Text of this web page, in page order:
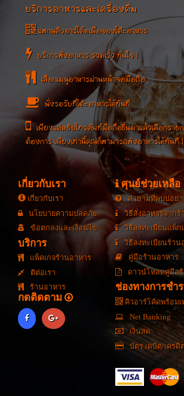
บริการอาหารและเครื่องดื่ม
แสกนคิวอาร์โค้ดเพื่อจองโต๊ะอาหาร
บริการสั่งอาหาร รวดเร็ว ทันใจ !
เลือกเมนูอาหารผ่านหน้าจอมือถือ
นั่งรอรับที่โต๊ะอาหารได้ทันที
เพียงแค่หยิบโทรศัพท์มือถือขึ้นมาแล้วเลือกราย
ต้องการ เพียงเท่านี้คุณก็สามารถสั่งอาหารได้ทันที !
เกี่ยวกับเรา
เกี่ยวกับเรา
นโยบายความปลดภัย
ข้อตกลงและเงื่อนไข
บริการ
แพ็คเกจร้านอาหาร
ติต่อเรา
ร้านอาหาร
กดติดตาม
ศุนย์ช่วยเหลือ
คำถามที่พบบ่อย
วิธีสั่งอาหารจากร้
วิธีลงทะเบียนแพ็ก
วิธีลงทะเบียนร้าน
คู่มือร้านอาหาร
ดาวน์โหลดคู่มือ
ช่องทางการชำร
คิวอาร์โค้ดพร้อมเ
Net Banking
เงินสด
บัตร เดบิต/เคร